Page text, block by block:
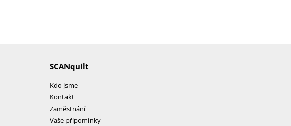
SCANquilt
Kdo jsme
Kontakt
Zaměstnání
Vaše připomínky